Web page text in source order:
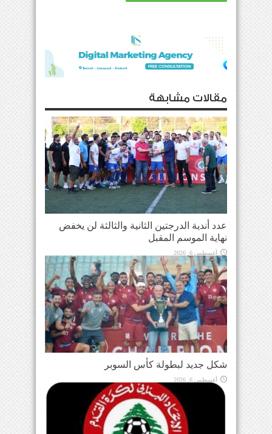
مقالات مشابهة
عدد أندية الدرجتين الثانية والثالثة لن يخفض
نهاية الموسم المقبل
أغسطس 6, 2026
شكل جديد لبطولة كأس السوبر
أغسطس 6, 2026